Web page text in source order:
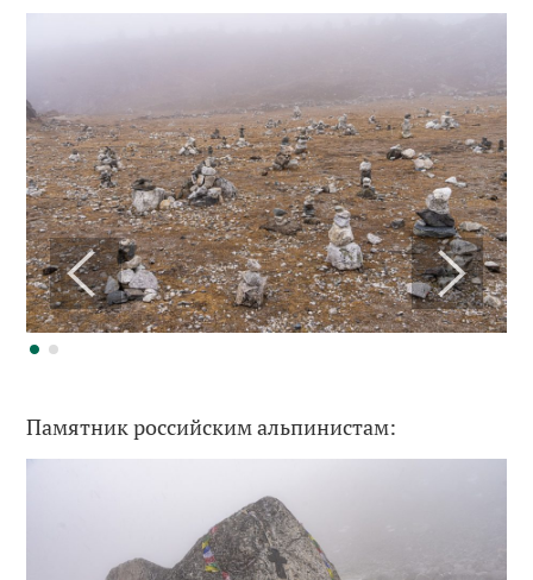
Памятник российским альпинистам: